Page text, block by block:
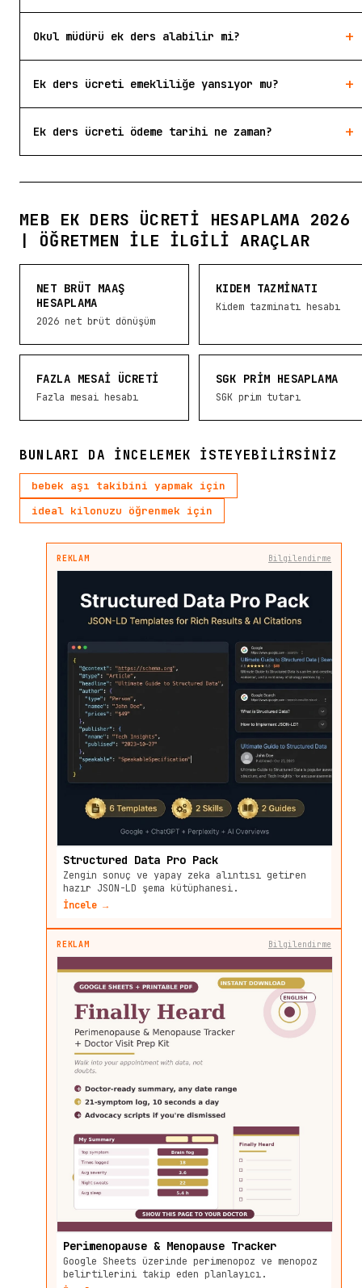
Okul müdürü ek ders alabilir mi? +
Ek ders ücreti emekliliğe yansıyor mu? +
Ek ders ücreti ödeme tarihi ne zaman? +
MEB EK DERS ÜCRETI HESAPLAMA 2026
| ÖĞRETMEN ILE İLGILI ARAÇLAR
NET BRÜT MAAŞ
HESAPLAMA
2026 net brüt dönüşüm
KIDEM TAZMINATI
Kidem tazminatı hesabı
FAZLA MESAI ÜCRETI
Fazla mesai hesabı
SGK PRIM HESAPLAMA
SGK prim tutarı
BUNLARI DA INCELEMEK ISTEYEBILIRSINIZ
bebek aşı takibini yapmak için
ideal kilonuzu öğrenmek için
REKLAM Bilgilendirme
Structured Data Pro Pack
Zengin sonuç ve yapay zeka alıntısı getiren
hazır JSON-LD şema kütüphanesi.
İncele →
REKLAM Bilgilendirme
Perimenopause & Menopause Tracker
Google Sheets üzerinde perimenopoz ve menopoz
belirtilerini takip eden planlayıcı.